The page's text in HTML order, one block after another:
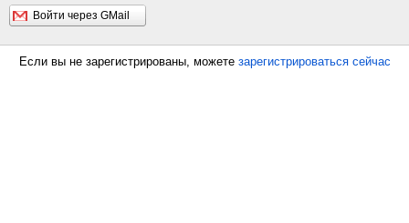
Войти через GMail
Если вы не зарегистрированы, можете зарегистрироваться сейчас